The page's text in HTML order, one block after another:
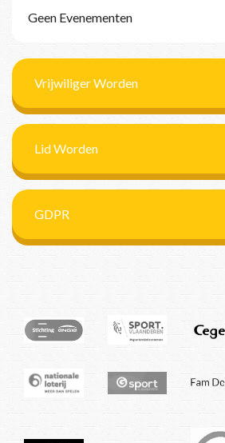
Geen Evenementen
Vrijwiliger Worden
Lid Worden
GDPR